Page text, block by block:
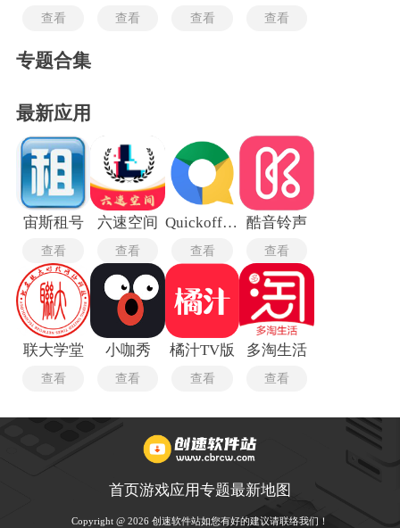
查看 查看 查看 查看
专题合集
最新应用
宙斯租号
查看
六速空间
查看
Quickoffice Pro最新版
查看
酷音铃声
查看
联大学堂
查看
小咖秀
查看
橘汁TV版
查看
多淘生活
查看
首页游戏应用专题最新地图
Copyright @ 2026 创速软件站如您有好的建议请联络我们！